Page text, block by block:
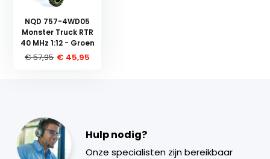
NQD 757-4WD05
Monster Truck RTR
40 MHz 1:12 - Groen
€ 57,95 € 45,95
Hulp nodig?
Onze specialisten zijn bereikbaar